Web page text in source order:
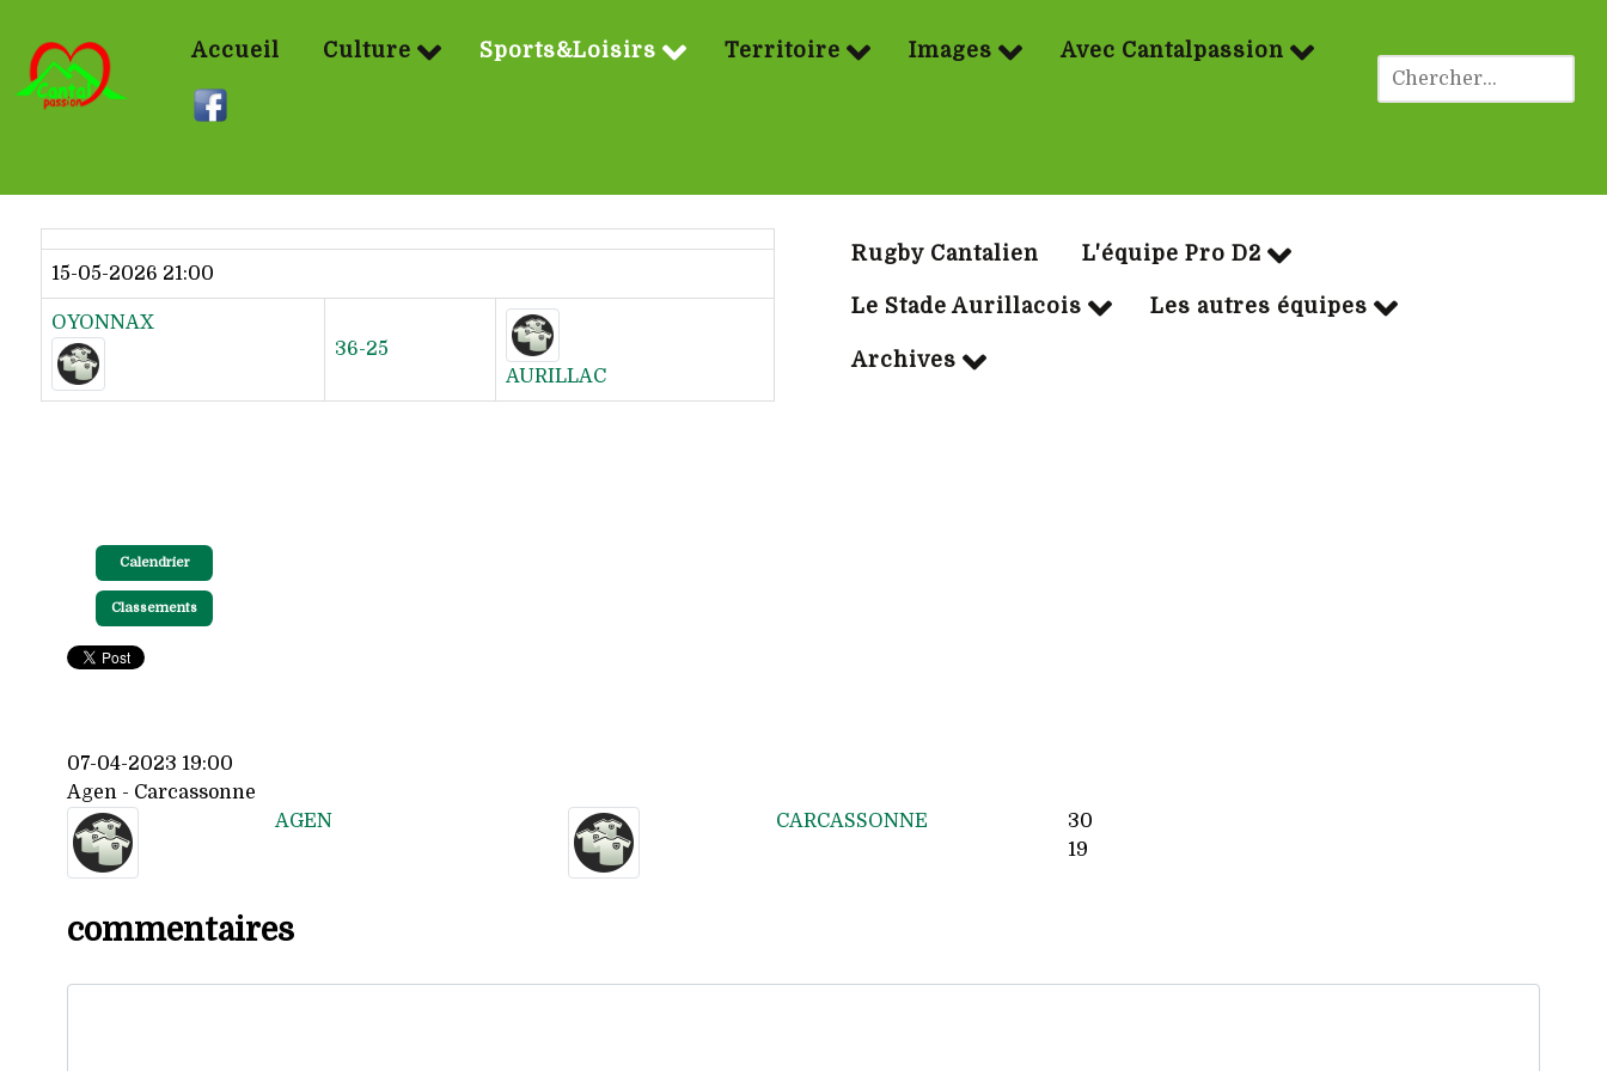
Accueil Culture Sports&Loisirs Territoire Images Avec Cantalpassion
15-05-2026 21:00
OYONNAX
36-25
AURILLAC
Rugby Cantalien L'équipe Pro D2
Le Stade Aurillacois Les autres équipes
Archives
Calendrier
Classements
07-04-2023 19:00
Agen - Carcassonne
AGEN
CARCASSONNE
30
19
commentaires